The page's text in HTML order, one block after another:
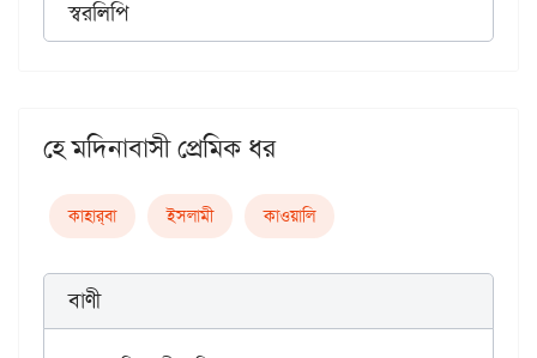
স্বরলিপি
হে মদিনাবাসী প্রেমিক ধর
কাহার্‌বা ইসলামী কাওয়ালি
বাণী